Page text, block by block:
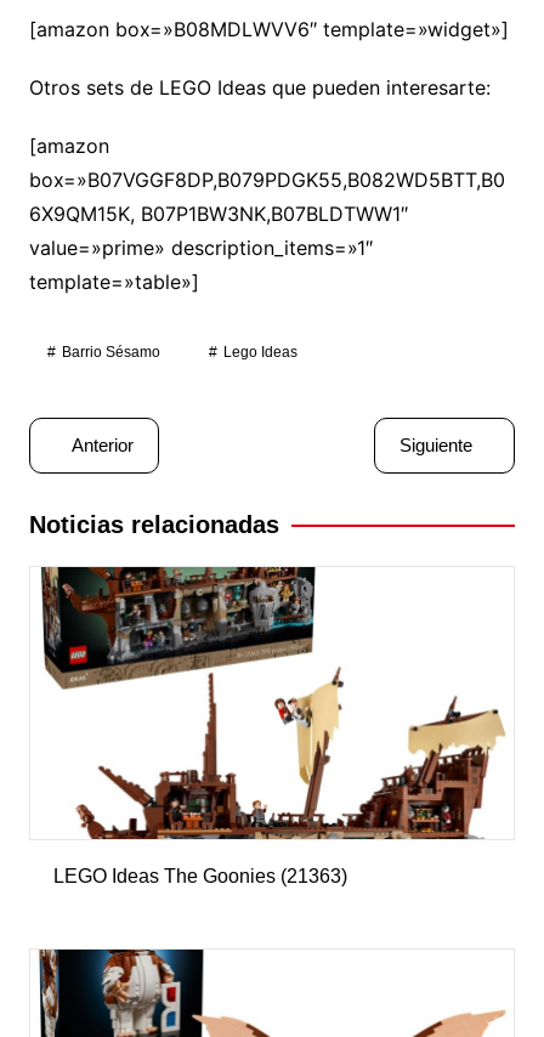
[amazon box=»B08MDLWVV6″ template=»widget»]
Otros sets de LEGO Ideas que pueden interesarte:
[amazon
box=»B07VGGF8DP,B079PDGK55,B082WD5BTT,B0
6X9QM15K, B07P1BW3NK,B07BLDTWW1″
value=»prime» description_items=»1″
template=»table»]
Barrio Sésamo Lego Ideas
Navegación
de
entradas
Anterior Siguiente
Noticias relacionadas
LEGO Ideas The Goonies (21363)